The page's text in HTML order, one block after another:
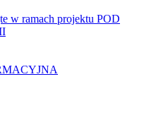
w ramach projektu POD